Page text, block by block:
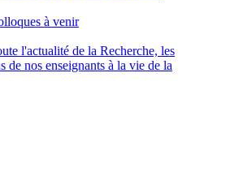
à venir
l'actualité de la Recherche, les
de nos enseignants à la vie de la